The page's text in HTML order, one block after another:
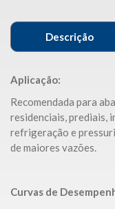
Descrição
Aplicação:
Recomendada para
residenciais, prediais,
refrigeração e
de maiores vazões.
Curvas de